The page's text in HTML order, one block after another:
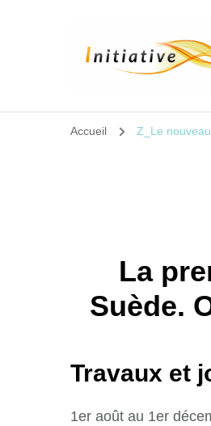
Accueil Z_Le
La
Suède.
Travaux et
1er août au 1er